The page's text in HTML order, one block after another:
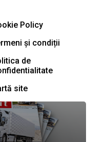
Policy
și condiții
de
site